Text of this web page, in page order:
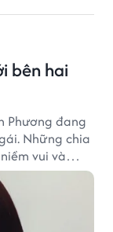
bên hai
Phương đang
Những chia
vui và
dị mỗi